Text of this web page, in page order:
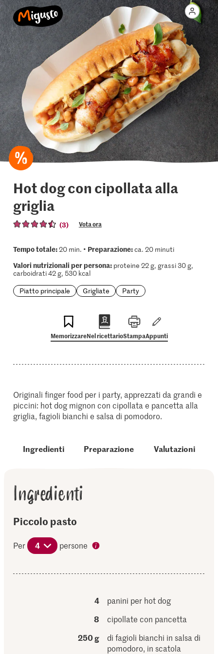
Hot dog con cipollata alla
griglia
(3) Vota ora
Tempo totale:20 min. • Preparazione:ca. 20 minuti
Valori nutrizionali per persona:proteine 22 g, grassi 30 g,
carboidrati 42 g, 530 kcal
Piatto principale
Grigliate Party
MemorizzareNel ricettarioStampaAppunti
Originali finger food per i party, apprezzati da grandi e
piccini: hot dog mignon con cipollata e pancetta alla
griglia, fagioli bianchi e salsa di pomodoro.
Ingredienti Preparazione Valutazioni
Ingredienti
Piccolo pasto
Per 4 persone
4
panini per hot dog
8
cipollate con pancetta
250 g
di fagioli bianchi in salsa di
pomodoro, in scatola